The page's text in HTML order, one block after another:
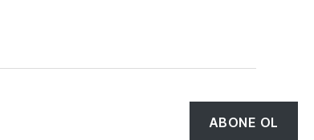
Tepe↑
ABONE OL